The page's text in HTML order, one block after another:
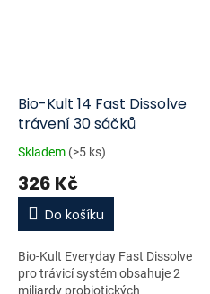
Bio-Kult 14 Fast Dissolve
trávení 30 sáčků
Skladem (>5 ks)
326 Kč
Do košíku
Bio-Kult Everyday Fast Dissolve
pro trávicí systém obsahuje 2
miliardy probiotických